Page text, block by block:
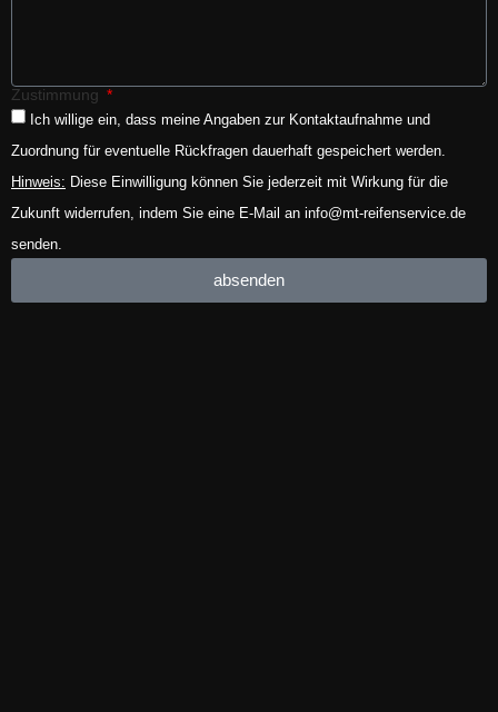
Zustimmung
Ich willige ein, dass meine Angaben zur Kontaktaufnahme und
Zuordnung für eventuelle Rückfragen dauerhaft gespeichert werden.
Hinweis: Diese Einwilligung können Sie jederzeit mit Wirkung für die
Zukunft widerrufen, indem Sie eine E-Mail an info@mt-reifenservice.de
senden.
absenden